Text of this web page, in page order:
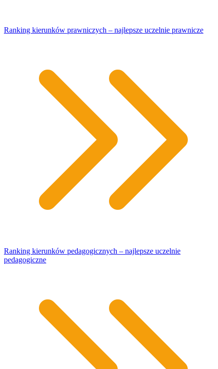
Ranking kierunków prawniczych – najlepsze uczelnie prawnicze
Ranking kierunków pedagogicznych – najlepsze uczelnie
pedagogiczne